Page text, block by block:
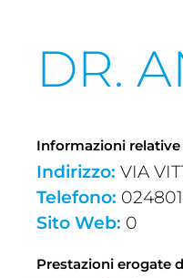
DR.
Informazioni
Indirizzo: VIA
Telefono:
Sito Web: 0
Prestazioni erogate